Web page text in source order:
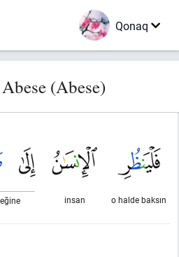
Qonaq
(Abese)
o halde baksın
insan